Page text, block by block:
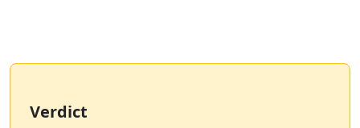
Verdict